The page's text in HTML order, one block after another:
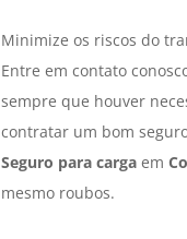
Minimize os riscos do
Entre em contato
sempre que houver
contratar um bom
Seguro para cargaem
mesmo roubos.